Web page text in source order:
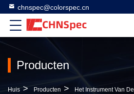
chnspec@colorspec.cn
Producten
Huis > Producten > Het Instrument Van